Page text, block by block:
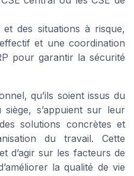
des situations à risque,
et une coordination
pour garantir la sécurité
qu’ils soient issus du
s’appuient sur leur
solutions concrètes et
du travail. Cette
d’agir sur les facteurs de
la qualité de vie